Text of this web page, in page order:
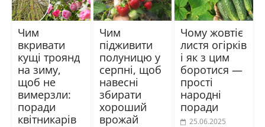
Чим
вкривати
кущі троянд
на зиму,
щоб не
вимерзли:
поради
квітникарів
Чим
підживити
полуницю у
серпні, щоб
навесні
збирати
хороший
врожай
Чому жовтіє
листя огірків
і як з цим
боротися —
прості
народні
поради
25.06.2025